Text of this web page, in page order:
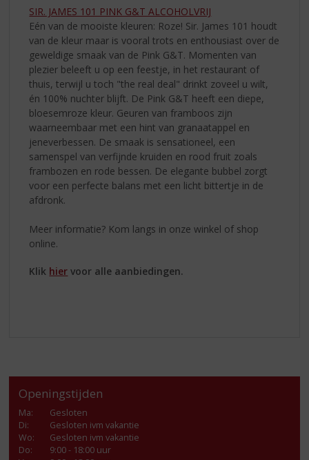
SIR. JAMES 101 PINK G&T ALCOHOLVRIJ
Eén van de mooiste kleuren: Roze! Sir. James 101 houdt
van de kleur maar is vooral trots en enthousiast over de
geweldige smaak van de Pink G&T. Momenten van
plezier beleeft u op een feestje, in het restaurant of
thuis, terwijl u toch "the real deal" drinkt zoveel u wilt,
én 100% nuchter blijft. De Pink G&T heeft een diepe,
bloesemroze kleur. Geuren van framboos zijn
waarneembaar met een hint van granaatappel en
jeneverbessen. De smaak is sensationeel, een
samenspel van verfijnde kruiden en rood fruit zoals
frambozen en rode bessen. De elegante bubbel zorgt
voor een perfecte balans met een licht bittertje in de
afdronk.
Meer informatie? Kom langs in onze winkel of shop
online.
Klik hier voor alle aanbiedingen.
Openingstijden
Ma:
Gesloten
Di:
Gesloten ivm vakantie
Wo:
Gesloten ivm vakantie
Do:
9:00 - 18:00 uur